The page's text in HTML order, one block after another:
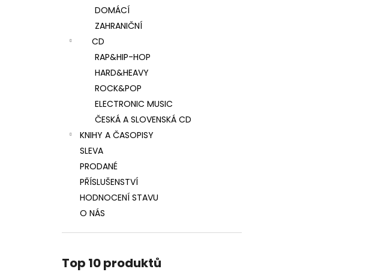
DOMÁCÍ
ZAHRANIČNÍ
CD
RAP&HIP-HOP
HARD&HEAVY
ROCK&POP
ELECTRONIC MUSIC
ČESKÁ A SLOVENSKÁ CD
KNIHY A ČASOPISY
SLEVA
PRODANÉ
PŘÍSLUŠENSTVÍ
HODNOCENÍ STAVU
O NÁS
Top 10 produktů